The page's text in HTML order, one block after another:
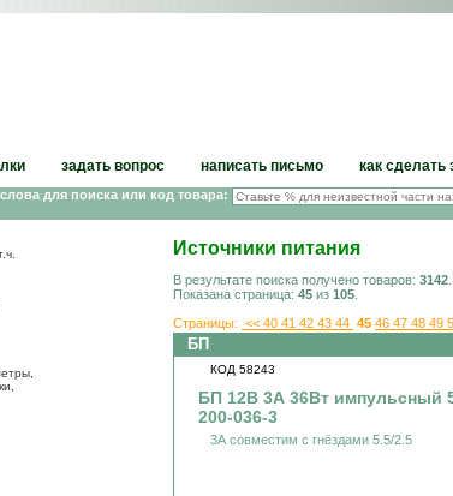
задать вопрос написать письмо как сделать
для поиска или код товара:
Источники питания
В результате поиска получено товаров: 3142
Показана страница: 45 из 105
Страницы: << 40 41 42 43 44 45 46 47 48 49
БП
КОД 58243
БП 12В 3А 36Вт импульсный
200-036-3
3А совместим с гнёздами 5.5/2.5